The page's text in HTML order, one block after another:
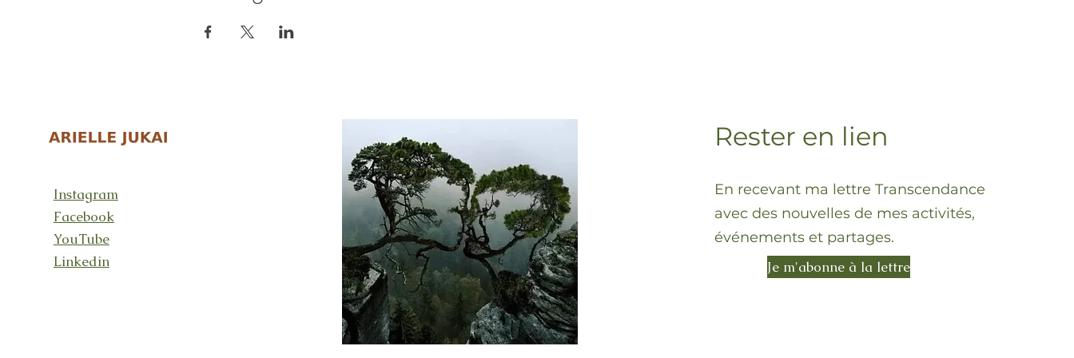
Instagram
Facebook
YouTube
Linkedin
Rester en lien
En recevant ma lettre Transcendance
avec des nouvelles de mes activités,
événements et partages.
Je m'abonne à la lettre